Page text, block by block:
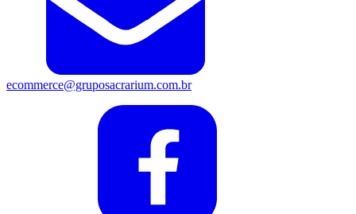
ecommerce@gruposacrarium.com.br